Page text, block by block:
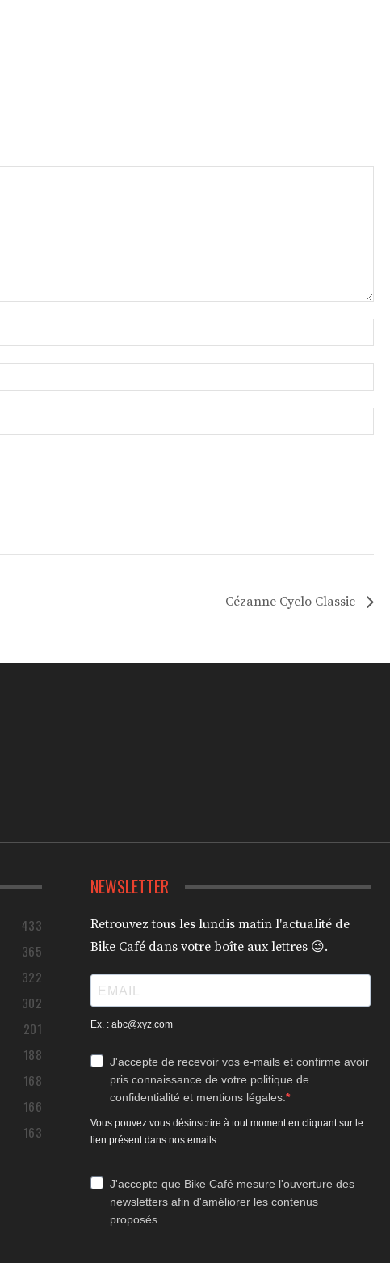
Cézanne Cyclo Classic
433
365
322
302
201
188
168
166
163
NEWSLETTER
Retrouvez tous les lundis matin l'actualité de
Bike Café dans votre boîte aux lettres 😉.
Ex. : abc@xyz.com
J'accepte de recevoir vos e-mails et confirme avoir
pris connaissance de votre politique de
confidentialité et mentions légales.
Vous pouvez vous désinscrire à tout moment en cliquant sur le
lien présent dans nos emails.
J'accepte que Bike Café mesure l'ouverture des
newsletters afin d'améliorer les contenus
proposés.